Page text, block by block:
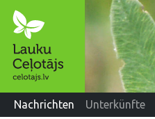
Nachrichten Unterkünfte